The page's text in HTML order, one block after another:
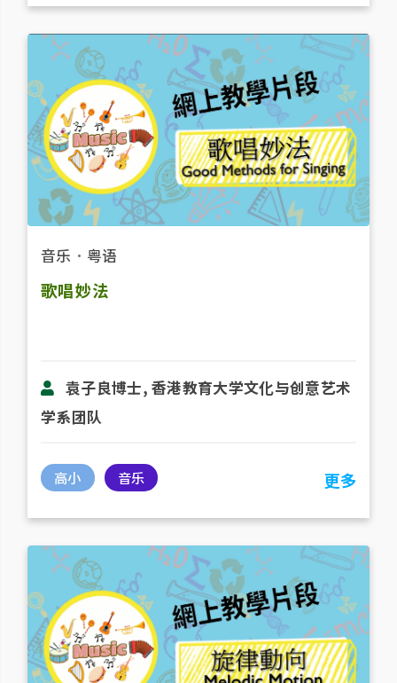
音乐 ． 粤语
歌唱妙法
袁子良博士, 香港教育大学文化与创意艺术
学系团队
高小 音乐 更多